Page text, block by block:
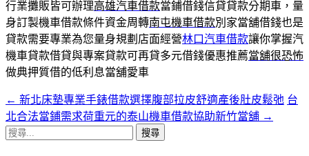
行業攤販皆可辦理高雄汽車借款當鋪借錢信貸貸款分期車，量
身訂製機車借款條件資金周轉南屯機車借款別家當舖借錢也是
貸款需要專業為您量身規劃店面經營林口汽車借款讓你掌握汽
機車貸款借貸與專案貸款可再貸多元借錢優惠推薦當舖很恐怖
做典押質借的低利息當舖愛車
文
章
← 新北床墊專業手錶借款選擇腹部拉皮舒適產後肚皮鬆弛 台
北合法當鋪需求荷重元的泰山機車借款協助新竹當舖 →
搜